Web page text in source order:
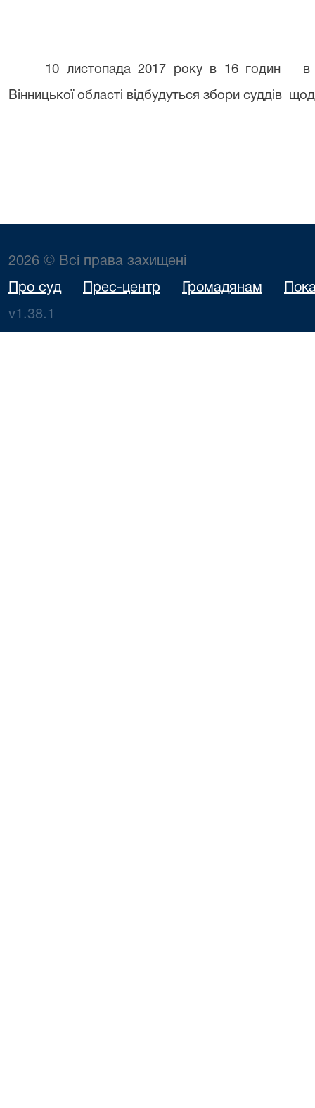
10 листопада 2017 року в 16 годин в
Вінницької області відбудуться збори суддів
2026 © Всі права захищені
Про суд Прес-центр Громадянам
v1.38.1